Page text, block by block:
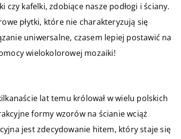
czy kafelki, zdobiące nasze podłogi i ściany.
płytki, które nie charakteryzują się
uniwersalne, czasem lepiej postawić na
wielokolorowej mozaiki!
lat temu królował w wielu polskich
formy wzorów na ścianie wciąż
jest zdecydowanie hitem, który staje się